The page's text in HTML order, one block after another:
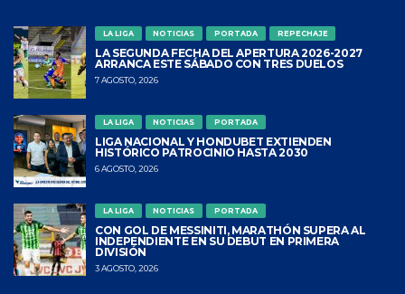
LA LIGA NOTICIAS PORTADA REPECHAJE
LA SEGUNDA FECHA DEL APERTURA 2026-2027
ARRANCA ESTE SÁBADO CON TRES DUELOS
7 AGOSTO, 2026
LA LIGA NOTICIAS PORTADA
LIGA NACIONAL Y HONDUBET EXTIENDEN
HISTÓRICO PATROCINIO HASTA 2030
6 AGOSTO, 2026
LA LIGA NOTICIAS PORTADA
CON GOL DE MESSINITI, MARATHÓN SUPERA AL
INDEPENDIENTE EN SU DEBUT EN PRIMERA
DIVISIÓN
3 AGOSTO, 2026